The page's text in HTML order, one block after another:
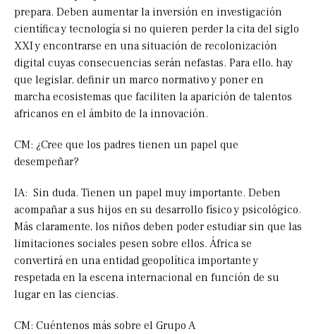
prepara. Deben aumentar la inversión en investigación
científica y tecnología si no quieren perder la cita del siglo
XXI y encontrarse en una situación de recolonización
digital cuyas consecuencias serán nefastas. Para ello, hay
que legislar, definir un marco normativo y poner en
marcha ecosistemas que faciliten la aparición de talentos
africanos en el ámbito de la innovación.
CM: ¿Cree que los padres tienen un papel que
desempeñar?
IA: Sin duda. Tienen un papel muy importante. Deben
acompañar a sus hijos en su desarrollo físico y psicológico.
Más claramente, los niños deben poder estudiar sin que las
limitaciones sociales pesen sobre ellos. África se
convertirá en una entidad geopolítica importante y
respetada en la escena internacional en función de su
lugar en las ciencias.
CM: Cuéntenos más sobre el Grupo A